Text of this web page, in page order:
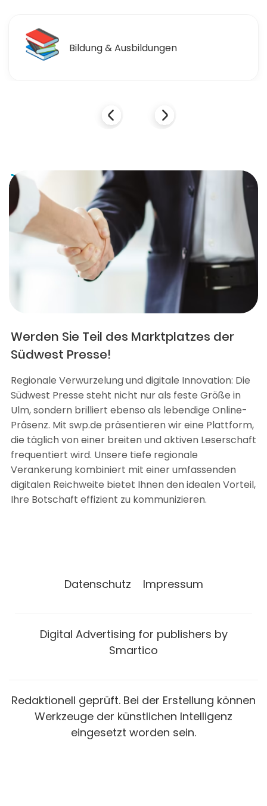
📚 Bildung & Ausbildungen
Werden Sie Teil des Marktplatzes der
Südwest Presse!
Regionale Verwurzelung und digitale Innovation: Die
Südwest Presse steht nicht nur als feste Größe in
Ulm, sondern brilliert ebenso als lebendige Online-
Präsenz. Mit swp.de präsentieren wir eine Plattform,
die täglich von einer breiten und aktiven Leserschaft
frequentiert wird. Unsere tiefe regionale
Verankerung kombiniert mit einer umfassenden
digitalen Reichweite bietet Ihnen den idealen Vorteil,
Ihre Botschaft effizient zu kommunizieren.
Datenschutz Impressum
Digital Advertising for publishers by
Smartico
Redaktionell geprüft. Bei der Erstellung können
Werkzeuge der künstlichen Intelligenz
eingesetzt worden sein.